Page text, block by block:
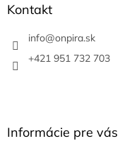
Kontakt
info@onpira.sk
+421 951 732 703
Informácie pre vás